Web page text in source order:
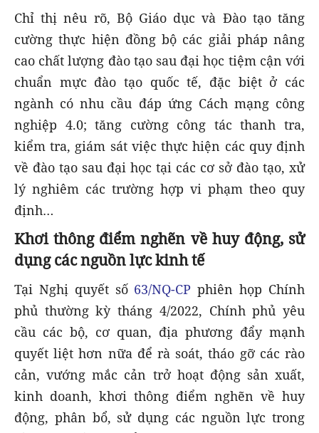
Chỉ thị nêu rõ, Bộ Giáo dục và Đào tạo tăng
cường thực hiện đồng bộ các giải pháp nâng
cao chất lượng đào tạo sau đại học tiệm cận với
chuẩn mực đào tạo quốc tế, đặc biệt ở các
ngành có nhu cầu đáp ứng Cách mạng công
nghiệp 4.0; tăng cường công tác thanh tra,
kiểm tra, giám sát việc thực hiện các quy định
về đào tạo sau đại học tại các cơ sở đào tạo, xử
lý nghiêm các trường hợp vi phạm theo quy
định…
Khơi thông điểm nghẽn về huy động, sử
dụng các nguồn lực kinh tế
Tại Nghị quyết số 63/NQ-CP phiên họp Chính
phủ thường kỳ tháng 4/2022, Chính phủ yêu
cầu các bộ, cơ quan, địa phương đẩy mạnh
quyết liệt hơn nữa để rà soát, tháo gỡ các rào
cản, vướng mắc cản trở hoạt động sản xuất,
kinh doanh, khơi thông điểm nghẽn về huy
động, phân bổ, sử dụng các nguồn lực trong